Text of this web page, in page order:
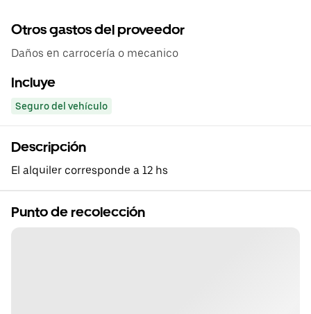
Otros gastos del proveedor
Daños en carrocería o mecanico
Incluye
Seguro del vehículo
Descripción
El alquiler corresponde a 12 hs
Punto de recolección